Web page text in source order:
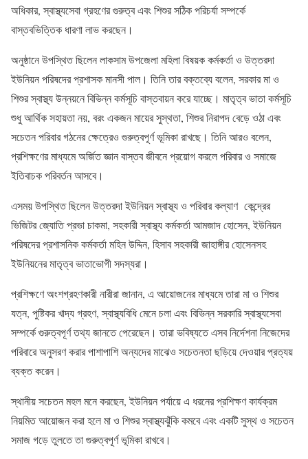
অধিকার, স্বাস্থ্যসেবা গ্রহণের গুরুত্ব এবং শিশুর সঠিক পরিচর্যা সম্পর্কে
বাস্তবভিত্তিক ধারণা লাভ করছেন।
অনুষ্ঠানে উপস্থিত ছিলেন লাকসাম উপজেলা মহিলা বিষয়ক কর্মকর্তা ও উত্তরদা
ইউনিয়ন পরিষদের প্রশাসক মানসী পাল। তিনি তার বক্তব্যে বলেন, সরকার মা ও
শিশুর স্বাস্থ্য উন্নয়নে বিভিন্ন কর্মসূচি বাস্তবায়ন করে যাচ্ছে। মাতৃত্ব ভাতা কর্মসূচি
শুধু আর্থিক সহায়তা নয়, বরং একজন মায়ের সুস্থতা, শিশুর নিরাপদ বেড়ে ওঠা এবং
সচেতন পরিবার গঠনের ক্ষেত্রেও গুরুত্বপূর্ণ ভূমিকা রাখছে। তিনি আরও বলেন,
প্রশিক্ষণের মাধ্যমে অর্জিত জ্ঞান বাস্তব জীবনে প্রয়োগ করলে পরিবার ও সমাজে
ইতিবাচক পরিবর্তন আসবে।
এসময় উপস্থিত ছিলেন উত্তরদা ইউনিয়ন স্বাস্থ্য ও পরিবার কল্যাণ কেন্দ্রের
ভিজিটর জ্যোতি প্রভা চাকমা, সহকারী স্বাস্থ্য কর্মকর্তা আমজাদ হোসেন, ইউনিয়ন
পরিষদের প্রশাসনিক কর্মকর্তা মহিন উদ্দিন, হিসাব সহকারী জাহাঙ্গীর হোসেনসহ
ইউনিয়নের মাতৃত্ব ভাতাভোগী সদস্যরা।
প্রশিক্ষণে অংশগ্রহণকারী নারীরা জানান, এ আয়োজনের মাধ্যমে তারা মা ও শিশুর
যত্ন, পুষ্টিকর খাদ্য গ্রহণ, স্বাস্থ্যবিধি মেনে চলা এবং বিভিন্ন সরকারি স্বাস্থ্যসেবা
সম্পর্কে গুরুত্বপূর্ণ তথ্য জানতে পেরেছেন। তারা ভবিষ্যতে এসব নির্দেশনা নিজেদের
পরিবারে অনুসরণ করার পাশাপাশি অন্যদের মাঝেও সচেতনতা ছড়িয়ে দেওয়ার প্রত্যয়
ব্যক্ত করেন।
স্থানীয় সচেতন মহল মনে করছেন, ইউনিয়ন পর্যায়ে এ ধরনের প্রশিক্ষণ কার্যক্রম
নিয়মিত আয়োজন করা হলে মা ও শিশুর স্বাস্থ্যঝুঁকি কমবে এবং একটি সুস্থ ও সচেতন
সমাজ গড়ে তুলতে তা গুরুত্বপূর্ণ ভূমিকা রাখবে।